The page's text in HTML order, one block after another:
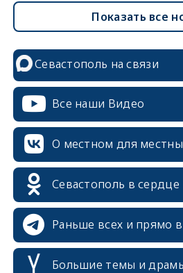
Показать все
Севастополь на связи
Все наши Видео
О местном для
Севастополь в сердце
Раньше всех и прямо
Большие темы и